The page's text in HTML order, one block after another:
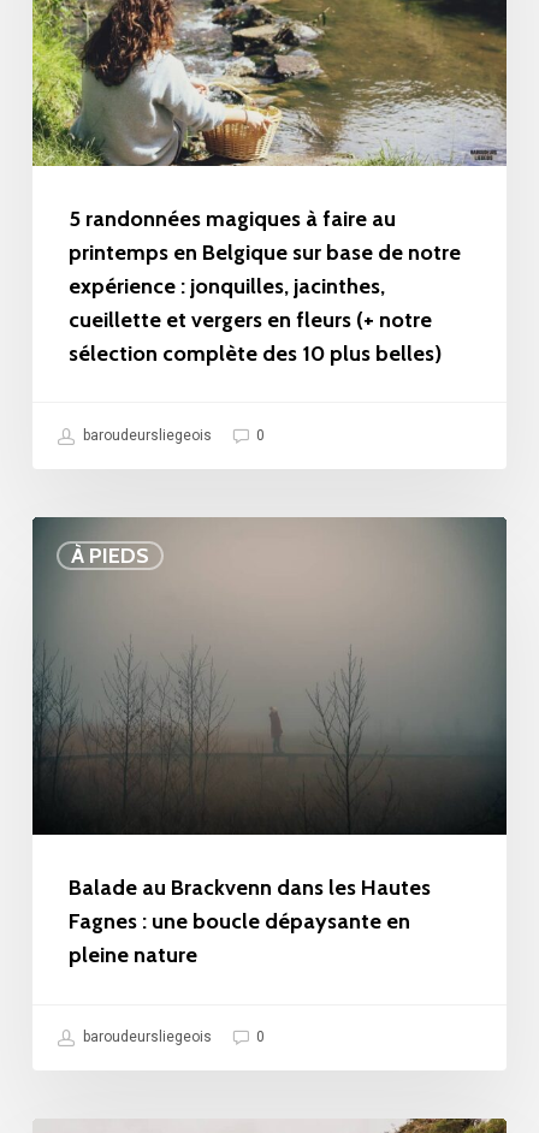
faire
au
printemps
en
Belgique
base
notre
expérience
jonquilles,
cueillette
fleurs
(+
notre
5 randonnées magiques à faire au
printemps en Belgique sur base de notre
expérience : jonquilles, jacinthes,
cueillette et vergers en fleurs (+ notre
sélection complète des 10 plus belles)
baroudeursliegeois 0
À PIEDS
dans
les
Hautes
Fagnes
une
boucle
dépaysante
nature
Balade au Brackvenn dans les Hautes
Fagnes : une boucle dépaysante en
pleine nature
baroudeursliegeois 0